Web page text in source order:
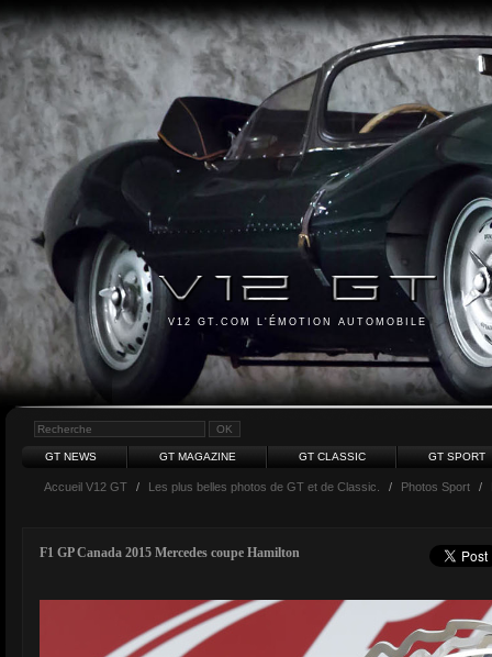
V12 GT.COM L'ÉMOTION AUTOMOBILE
GT NEWS GT MAGAZINE GT CLASSIC GT SPORT
Accueil V12 GT / Les plus belles photos de GT et de Classic. / Photos Sport /
F1 GP Canada 2015 Mercedes coupe Hamilton